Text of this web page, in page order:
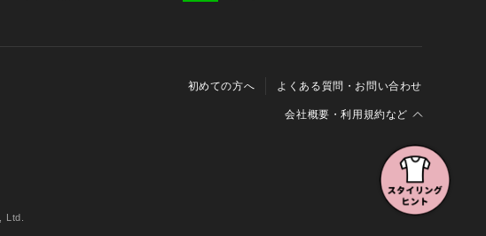
初めての方へ よくある質問・お問い合わせ
会社概要・利用規約など
特定商取引に関する法律に基づく表示
Cookieおよびアクセスログについて
三井不動産グループ ソーシャルメディアガイドライン
Ltd.